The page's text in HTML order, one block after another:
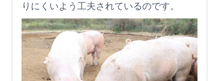
りにくいよう工夫されているのです。